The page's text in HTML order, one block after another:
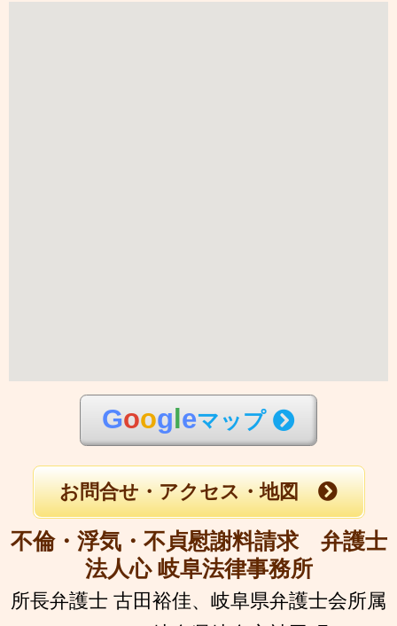
Goog eマップ
お問合せ・アクセス・地図
不倫・浮気・不貞慰謝料請求 弁護士
法人心 岐阜法律事務所
所長弁護士 古田裕佳、 岐阜県弁護士会所属